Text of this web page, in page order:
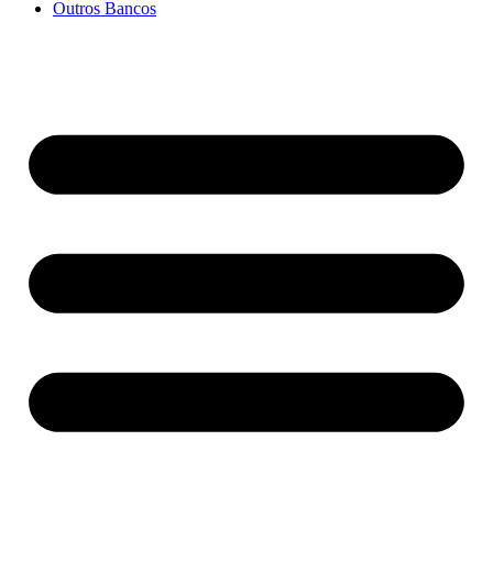
Outros Bancos